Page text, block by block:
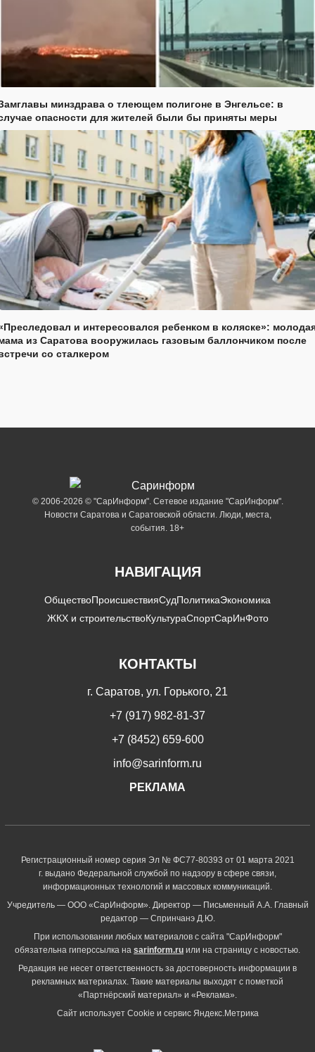
минздрава о тлеющем полигоне в Энгельсе: в
опасности для жителей были бы приняты меры
и интересовался ребенком в коляске»:
из Саратова вооружилась газовым баллончиком после
со сталкером
© 2006-2026 © "СарИнформ". Сетевое издание "СарИнформ".
Новости Саратова и Саратовской области. Люди, места,
события. 18+
НАВИГАЦИЯ
ОбществоПроисшествияСудПолитикаЭкономика
ЖКХ и строительствоКультураСпортСарИнФото
КОНТАКТЫ
г. Саратов, ул. Горького, 21
+7 (917) 982-81-37
+7 (8452) 659-600
info@sarinform.ru
РЕКЛАМА
Регистрационный номер серия Эл № ФС77-80393 от 01 марта 2021
г. выдано Федеральной службой по надзору в сфере связи,
информационных технологий и массовых коммуникаций.
Учредитель — ООО «СарИнформ». Директор — Письменный А.А. Главный
редактор — Спринчанэ Д.Ю.
При использовании любых материалов с сайта "СарИнформ"
обязательна гиперссылка на sarinform.ru или на страницу с новостью.
Редакция не несет ответственность за достоверность информации в
рекламных материалах. Такие материалы выходят с пометкой
«Партнёрский материал» и «Реклама».
Сайт использует Cookie и сервиc Яндекс.Метрика